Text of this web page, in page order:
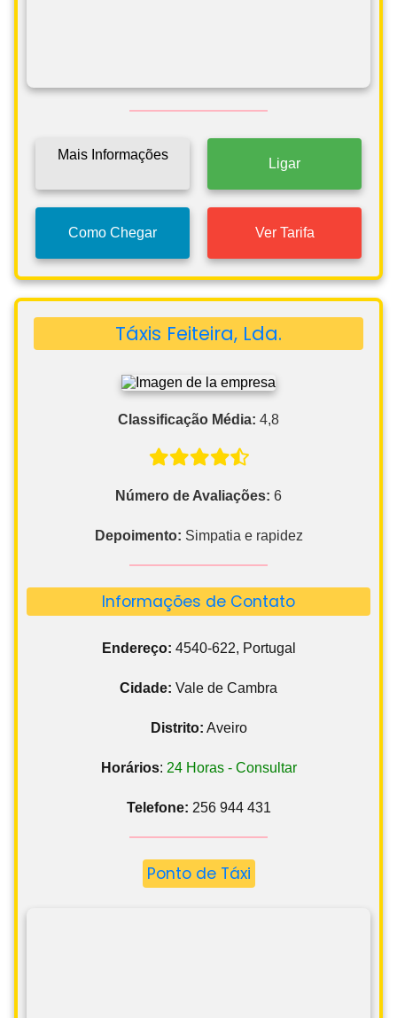
Mais Informações
Ligar
Como Chegar Ver Tarifa
Táxis Feiteira, Lda.
Classificação Média: 4,8
Número de Avaliações: 6
Depoimento: Simpatia e rapidez
Informações de Contato
Endereço: 4540-622, Portugal
Cidade: Vale de Cambra
Distrito: Aveiro
Horários: 24 Horas - Consultar
Telefone: 256 944 431
Ponto de Táxi